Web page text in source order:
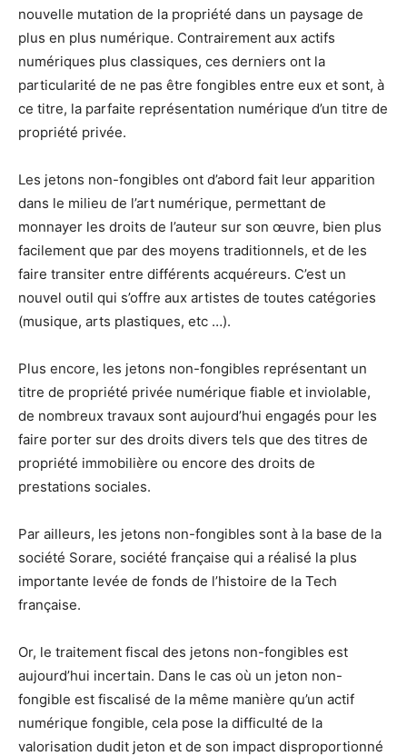
nouvelle mutation de la propriété dans un paysage de
plus en plus numérique. Contrairement aux actifs
numériques plus classiques, ces derniers ont la
particularité de ne pas être fongibles entre eux et sont, à
ce titre, la parfaite représentation numérique d’un titre de
propriété privée.
Les jetons non-fongibles ont d’abord fait leur apparition
dans le milieu de l’art numérique, permettant de
monnayer les droits de l’auteur sur son œuvre, bien plus
facilement que par des moyens traditionnels, et de les
faire transiter entre différents acquéreurs. C’est un
nouvel outil qui s’offre aux artistes de toutes catégories
(musique, arts plastiques, etc …).
Plus encore, les jetons non-fongibles représentant un
titre de propriété privée numérique fiable et inviolable,
de nombreux travaux sont aujourd’hui engagés pour les
faire porter sur des droits divers tels que des titres de
propriété immobilière ou encore des droits de
prestations sociales.
Par ailleurs, les jetons non-fongibles sont à la base de la
société Sorare, société française qui a réalisé la plus
importante levée de fonds de l’histoire de la Tech
française.
Or, le traitement fiscal des jetons non-fongibles est
aujourd’hui incertain. Dans le cas où un jeton non-
fongible est fiscalisé de la même manière qu’un actif
numérique fongible, cela pose la difficulté de la
valorisation dudit jeton et de son impact disproportionné